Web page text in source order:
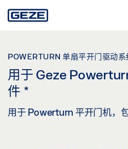
to
POWERTURN 单扇平开门驱动系
用于 Geze
件 *
用于 Powerturn 平开门机，